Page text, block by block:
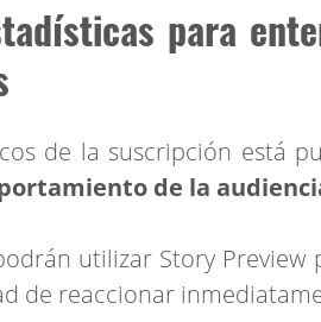
para
de la suscripción está
de la
utilizar Story
de reaccionar